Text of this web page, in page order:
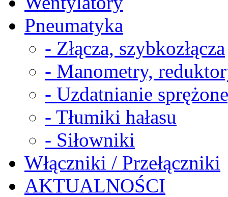
Pneumatyka
- Złącza, szybkozłącza
- Manometry,
- Uzdatnianie
- Tłumiki hałasu
- Siłowniki
Włączniki / Przełączniki
AKTUALNOŚCI